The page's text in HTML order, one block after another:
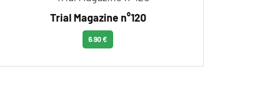
Trial Magazine n°120
6.90 €